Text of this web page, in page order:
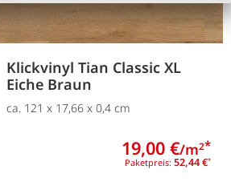
Klickvinyl Tian Classic XL
Eiche Braun
ca. 121 x 17,66 x 0,4 cm
Paketpreis: 52,44 €*
19,00 €/m2*